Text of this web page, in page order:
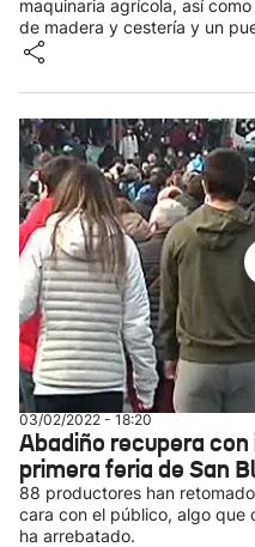
maquinaria agrícola, así
de madera y cestería y un
03/02/2022 - 18:20
Abadiño recupera
primera feria de San
88 productores han
cara con el público, algo que
ha arrebatado.